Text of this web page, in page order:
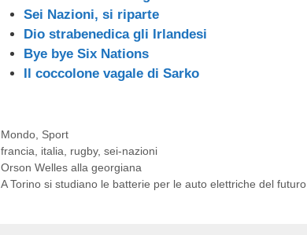
Sei Nazioni, si riparte
Dio strabenedica gli Irlandesi
Bye bye Six Nations
Il coccolone vagale di Sarko
Categorie
Mondo, Sport
Tag
francia italia rugby, sei-nazioni
Orson Welles alla georgiana
A Torino si studiano le batterie per le auto elettriche del futuro